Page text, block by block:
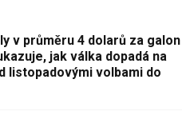
v průměru 4 dolarů za galon
jak válka dopadá na
listopadovými volbami do